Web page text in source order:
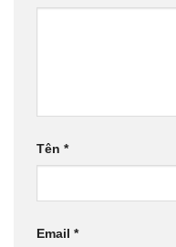
Tên *
Email *